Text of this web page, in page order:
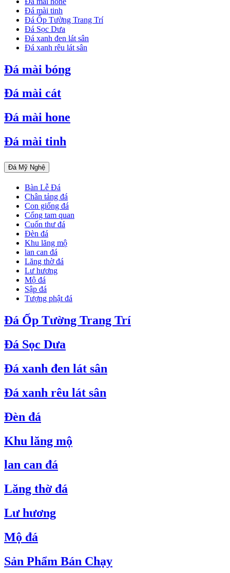
Đá mài tinh
Đá Ốp Tường Trang Trí
Đá Sọc Dưa
Đá xanh đen lát sân
Đá xanh rêu lát sân
Đá mài bóng
Đá mài cát
Đá mài hone
Đá mài tinh
Đá Mỹ Nghệ
Bàn Lễ Đá
Chân tảng đá
Con giống đá
Cổng tam quan
Cuốn thư đá
Đèn đá
Khu lăng mộ
lan can đá
Lăng thờ đá
Lư hương
Mộ đá
Sập đá
Tượng phật đá
Đá Ốp Tường Trang Trí
Đá Sọc Dưa
Đá xanh đen lát sân
Đá xanh rêu lát sân
Đèn đá
Khu lăng mộ
lan can đá
Lăng thờ đá
Lư hương
Mộ đá
Sản Phẩm Bán Chạy